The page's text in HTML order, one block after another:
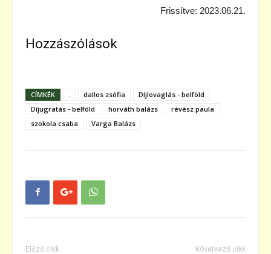
Frissítve: 2023.06.21.
Hozzászólások
CÍMKÉK dallos zsófia
Díjlovaglás - belföld
Díjugratás - belföld
horváth balázs
révész paula
szokola csaba
Varga Balázs
Előző cikk Következő cikk